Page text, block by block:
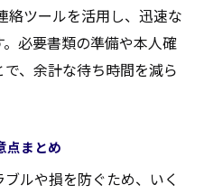
絡ツールを活用し、迅速な
必要書類の準備や本人確
、余計な待ち時間を減ら
点まとめ
ルや損を防ぐため、いく